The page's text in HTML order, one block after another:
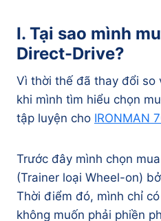
I. Tại sao mình
Direct-Drive?
Vì thời thế đã thay đổi so
khi mình tìm hiểu chọn
tập luyện cho IRONMAN
Trước đây mình chọn mua
(Trainer loại Wheel-on)
Thời điểm đó, mình chỉ
không muốn phải phiền